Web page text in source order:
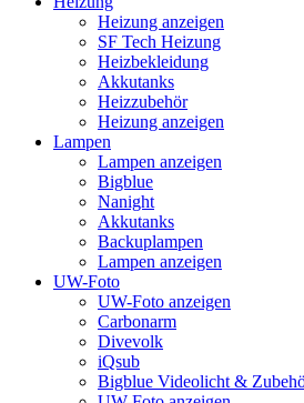
SF Tech Heizung
Heizbekleidung
Akkutanks
Heizzubehör
Heizung anzeigen
Lampen
Lampen anzeigen
Bigblue
Nanight
Akkutanks
Backuplampen
Lampen anzeigen
UW-Foto
UW-Foto anzeigen
Carbonarm
Divevolk
iQsub
Bigblue Videolicht & Zubehör
UW-Foto anzeigen
mehr...